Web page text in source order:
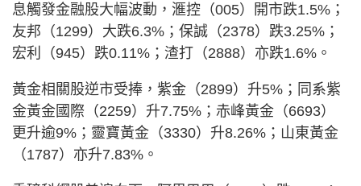
息觸發金融股大幅波動，滙控（005）開市跌1.5%；
友邦（1299）大跌6.3%；保誠（2378）跌3.25%；
宏利（945）跌0.11%；渣打（2888）亦跌1.6%。
黃金相關股逆市受捧，紫金（2899）升5%；同系紫
金黃金國際（2259）升7.75%；赤峰黃金（6693）
更升逾9%；靈寶黃金（3330）升8.26%；山東黃金
（1787）亦升7.83%。